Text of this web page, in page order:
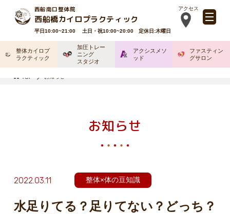
西船南口整体院
西船橋カイロプラクティック
アクセス
平日10:00~21:00 土日・祝10:00~20:00 定休日:木曜日
整体カイロプ
ラクティック
加圧トレー
ニング
スタジオ
アクシスメソ
ッド
ファスティン
グサロン
TOP お知らせ
お知らせ
2022.03.11 整体×体の豆知識
水足りてる？足りてない？どっち？